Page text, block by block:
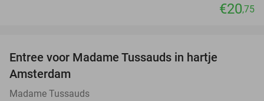
€20,75
Entree voor Madame Tussauds in hartje
Amsterdam
Madame Tussauds